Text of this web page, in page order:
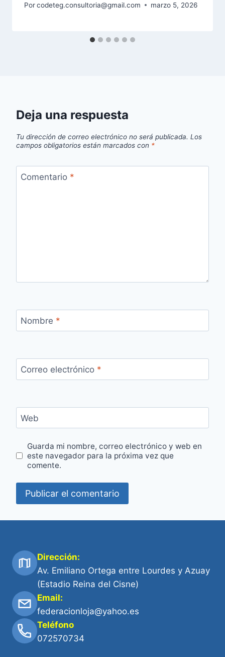
Porcodeteg.consultoria@gmail.com marzo 5, 2026
Deja una respuesta
Tu dirección de correo electrónico no será publicada. Los
campos obligatorios están marcados con *
Comentario *
Nombre *
Correo electrónico *
Web
Guarda mi nombre, correo electrónico y web en
este navegador para la próxima vez que
comente.
Dirección:
Av. Emiliano Ortega entre Lourdes y Azuay
(Estadio Reina del Cisne)
Email:
federacionloja@yahoo.es
Teléfono
072570734